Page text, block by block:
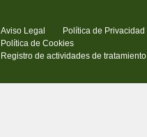
Aviso Legal
Política de Privacidad
Política de Cookies
Registro de actividades de tratamiento